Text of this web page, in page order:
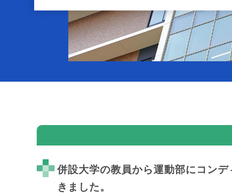
併設大学の教員から運動部にコン
きました。